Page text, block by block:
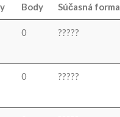
Body Súčasná forma
0 ?????
0 ?????